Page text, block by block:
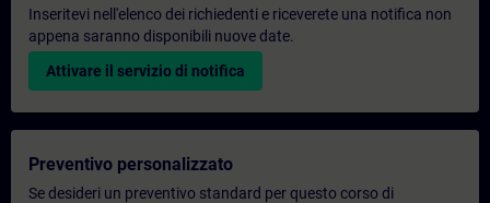
Inseritevi nell'elenco dei richiedenti e riceverete una notifica non
appena saranno disponibili nuove date.
Attivare il servizio di notifica
Preventivo personalizzato
Se desideri un preventivo standard per questo corso di